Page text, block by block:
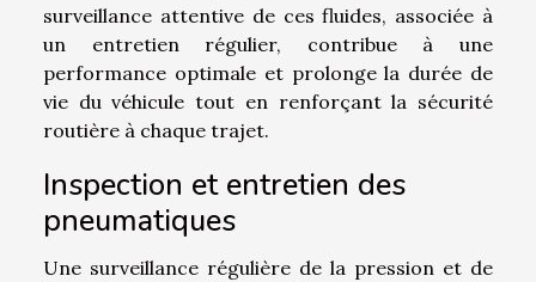
surveillance attentive de ces fluides, associée à
un entretien régulier, contribue à une
performance optimale et prolonge la durée de
vie du véhicule tout en renforçant la sécurité
routière à chaque trajet.
Inspection et entretien des
pneumatiques
Une surveillance régulière de la pression et de